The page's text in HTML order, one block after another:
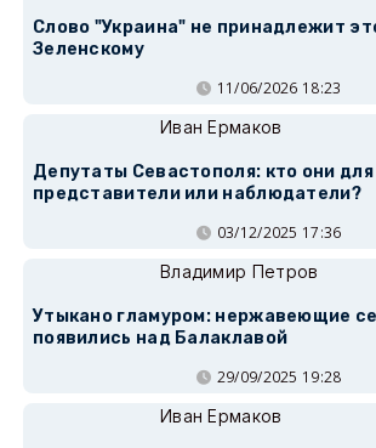
Слово "Украина" не принадлежит
Зеленскому
11/06/2026 18:23
Иван Ермаков
Депутаты Севастополя: кто они
представители или наблюдатели?
03/12/2025 17:36
Владимир Петров
Утыкано гламуром: нержавеющие
появились над Балаклавой
29/09/2025 19:28
Иван Ермаков